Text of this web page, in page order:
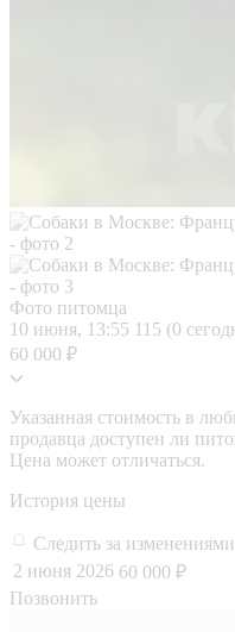
Фото питомца
10 июня, 13:55 115 (0
60 000 ₽
Указанная стоимость в
продавца доступен ли
Цена может отличаться.
История цены
Следить за изменениями
2 июня 2026 60 000 ₽
Позвонить